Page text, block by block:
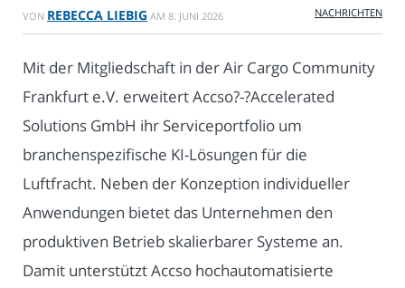
VON REBECCA LIEBIG AM 8. JUNI 2026 NACHRICHTEN
Mit der Mitgliedschaft in der Air Cargo Community
Frankfurt e.V. erweitert Accso?-?Accelerated
Solutions GmbH ihr Serviceportfolio um
branchenspezifische KI-Lösungen für die
Luftfracht. Neben der Konzeption individueller
Anwendungen bietet das Unternehmen den
produktiven Betrieb skalierbarer Systeme an.
Damit unterstützt Accso hochautomatisierte